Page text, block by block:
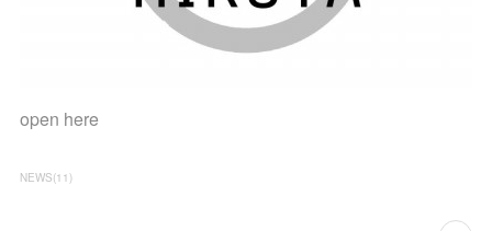
open here
NEWS(11)